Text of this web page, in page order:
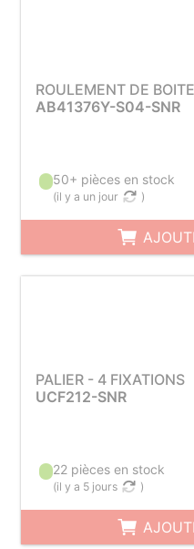
ROULEMENT DE
AB41376Y-S04-SNR
50+ pièces en stock
(il y a un jour )
PALIER - 4 FIXATIONS
UCF212-SNR
22 pièces en stock
(il y a 5 jours )